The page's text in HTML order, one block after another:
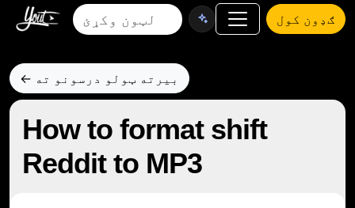
ګډون کول
← بیرته ټولو درسونو ته
How to format shift
Reddit to MP3